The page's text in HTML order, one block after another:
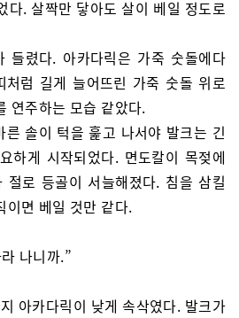
다. 살짝만 닿아도 살이 베일 정도로
들렸다. 아카다릭은 가죽 숫돌에다
처럼 길게 늘어뜨린 가죽 숫돌 위로
연주하는 모습 같았다.
른 솔이 턱을 훑고 나서야 발크는 긴
하게 시작되었다. 면도칼이 목젖에
절로 등골이 서늘해졌다. 침을 삼킬
이면 베일 것만 같다.
나니까.”
아카다릭이 낮게 속삭였다. 발크가